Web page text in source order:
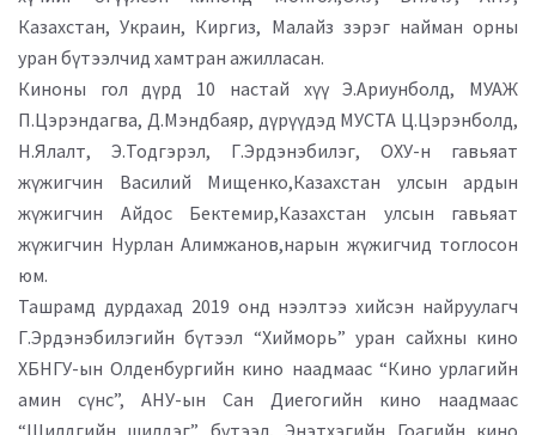
Казахстан, Украин, Киргиз, Малайз зэрэг найман орны
уран бүтээлчид хамтран ажилласан.
Киноны гол дүрд 10 настай хүү Э.Ариунболд, МУАЖ
П.Цэрэндагва, Д.Мэндбаяр, дүрүүдэд МУСТА Ц.Цэрэнболд,
Н.Ялалт, Э.Тодгэрэл, Г.Эрдэнэбилэг, OXУ-н гавьяат
жүжигчин Василий Мищенко,Казахстан улсын ардын
жүжигчин Айдос Бектемир,Казахстан улсын гавьяат
жүжигчин Нурлан Алимжанов,нарын жүжигчид тоглосон
юм.
Ташрамд дурдахад 2019 онд нээлтээ хийсэн найруулагч
Г.Эрдэнэбилэгийн бүтээл “Хийморь” уран сайхны кино
ХБНГУ-ын Олденбургийн кино наадмаас “Кино урлагийн
амин сүнс”, АНУ-ын Сан Диегогийн кино наадмаас